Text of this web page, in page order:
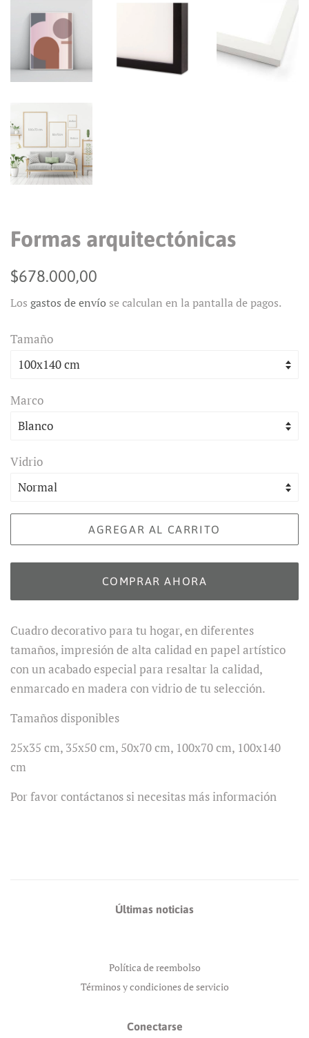
Formas arquitectónicas
Precio
$678.000,00
venta
Los gastos de envío se calculan en la pantalla de pagos.
Tamaño
Marco
Vidrio
AGREGAR AL CARRITO
COMPRAR AHORA
Cuadro decorativo para tu hogar, en diferentes
tamaños, impresión de alta calidad en papel artístico
con un acabado especial para resaltar la calidad,
enmarcado en madera con vidrio de tu selección.
Tamaños disponibles
25x35 cm, 35x50 cm, 50x70 cm, 100x70 cm, 100x140
cm
Por favor contáctanos si necesitas más información
Últimas noticias
Política de reembolso
Términos y condiciones de servicio
Conectarse